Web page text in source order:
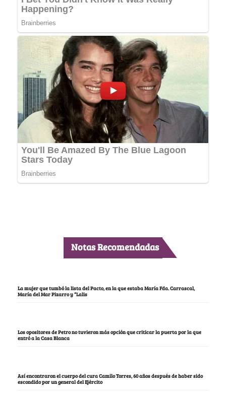
Notas Recomendadas
La mujer que tumbó la lista del Pacto, en la que estaba María Fda. Carrascal,
María del Mar Pizarro y “Lalis
Los opositores de Petro no tuvieron más opción que criticar la puerta por la que
entró a la Casa Blanca
Así encontraron el cuerpo del cura Camilo Torres, 60 años después de haber sido
escondido por un general del Ejército